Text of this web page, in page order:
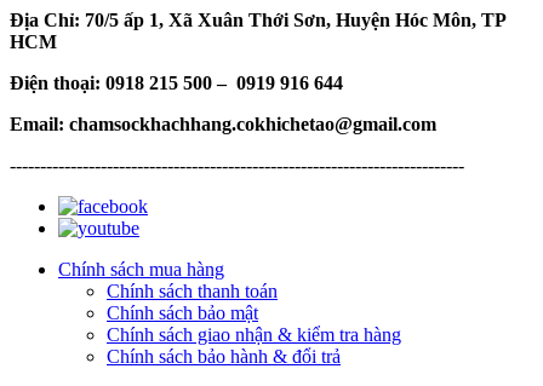
Địa Chỉ: 70/5 ấp 1, Xã Xuân Thới Sơn, Huyện Hóc Môn, TP
HCM
Điện thoại: 0918 215 500 – 0919 916 644
Email: chamsockhachhang.cokhichetao@gmail.com
---------------------------------------------------------------------------
Chính sách mua hàng
Chính sách thanh toán
Chính sách bảo mật
Chính sách giao nhận & kiểm tra hàng
Chính sách bảo hành & đổi trả